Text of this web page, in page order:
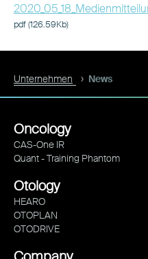
pdf (126.59Kb)
Unternehmen News
Oncology
CAS-One IR
Quant - Training Phantom
Otology
HEARO
OTOPLAN
OTODRIVE